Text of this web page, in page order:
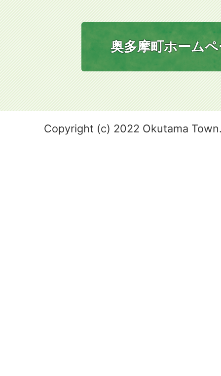
奥多摩町ホーム
Copyright (c) 2022 Okutama